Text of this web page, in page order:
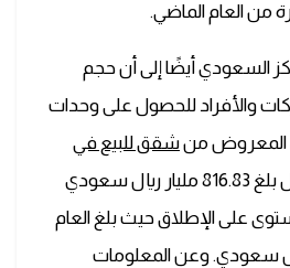
من العام الماضي.
السعودي أيضًا إلى أن حجم
والأفراد للحصول على وحدات
المعروض منشقق للبيع في
على سبيل المثال بلغ 816.83 مليار ريال سعودي
على الإطلاق حيث بلغ العام
مليار ريال سعودي. وعن المعلومات